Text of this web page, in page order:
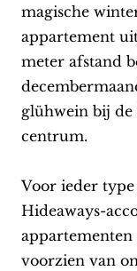
magische
appartement
meter afstand
glühwein bij
centrum.
Voor ieder type
Hideaways-
voorzien van